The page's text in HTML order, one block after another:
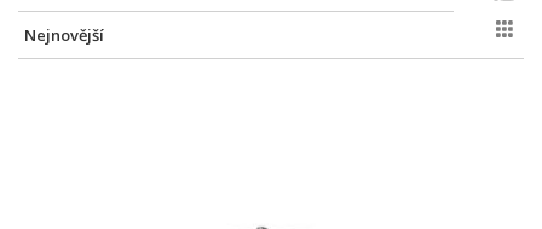
Nejnovější